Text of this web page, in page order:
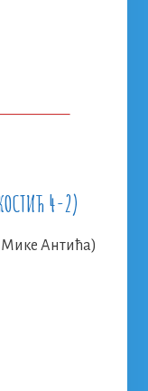
4-2)
Мике Антића)